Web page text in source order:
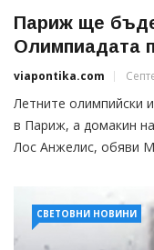
Париж ще
Олимпиадата
viapontika.com
Летните олимпийски
в Париж, а домакин
Лос Анжелис, обяви
СВЕТОВНИ НОВИНИ